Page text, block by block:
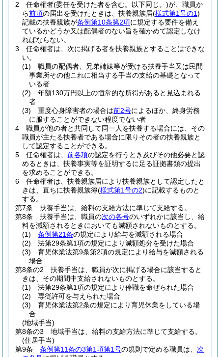
2
任命権者(委任を受けた者を含む。以下同じ。)が、職員か
ら前項の届出を受けたときは、扶養親族届(様式第1号の1)
記載の扶養親族が条例第10条第2項に規定する要件を備え
ているかどうか又は配偶者のない旨を確かめて認定しなけ
ればならない。
3
任命権者は、次に掲げる者を扶養親族とすることはできな
い。
(1)
職員の配偶者、兄弟姉妹等が受ける扶養手当又は民間
事業所その他これに相当する手当の支給の基礎となって
いる者
(2)
年額130万円以上の恒常的な所得があると見込まれる
者
(3)
重度心身障害者の場合は前2号によるほか、終身労務
に服することができない程度でない者
4
職員が他の者と共同して同一人を扶養する場合には、その
職員が主たる扶養者である場合に限りその者の扶養親族と
して認定することができる。
5
任命権者は、 前各項の認定を行うとき及びその他必要と認
めるときは、扶養事実等を証明するに足る証拠書類の提出
を求めることができる。
6
任命権者は、扶養親族届により扶養親族として認定したと
きは、直ちに扶養親族簿(様式第1号の2)に記載するものと
する。
第7条
扶養手当は、給料の支給方法に準じて支給する。
第8条
扶養手当は、職員の次の各号のいずれかに該当し、給
料を減額されるときにおいても減額されないものとする。
(1)
条例第21条の規定により給与を減額される場合
(2)
法第29条第1項の規定により減額処分を受けた場合
(3)
育児休業法第9条第2項の規定により給与を減額される
場合
第8条の2
扶養手当は、職員が次に掲げる場合に該当すると
きは、その期間中支給されないものとする。
(1)
法第29条第1項の規定により停職を命ぜられた場合
(2)
専従許可を与えられた場合
(3)
育児休業法第2条の規定により育児休業をしている場
合
(地域手当)
第8条の3
地域手当は、給料の支給方法に準じて支給する。
(住居手当)
第9条
条例第11条の3第1項第1号の規則で定める職員は、 次